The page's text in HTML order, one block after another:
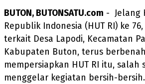
BUTON, BUTONSATU.com - Jelang
Republik Indonesia (HUT RI) ke
terkait Desa Lapodi, Kecamatan
Kabupaten Buton, terus
mempersiapkan HUT RI itu, salah
menggelar kegiatan bersih-bersih.